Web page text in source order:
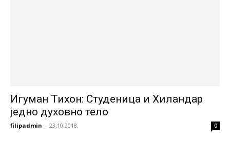
Игуман Тихон: Студеница и Хиландар
једно духовно тело
filipadmin - 23.10.2018. 0